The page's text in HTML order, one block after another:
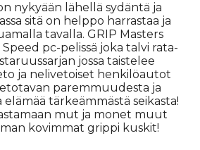
nykyään lähellä sydäntä ja
sitä on helppo harrastaa ja
tavalla. GRIP Masters
Speed pc-pelissä joka talvi rata-
jossa taistelee
ja nelivetoiset henkilöautot
paremmuudesta ja
tärkeämmästä seikasta!
mut ja monet muut
kovimmat grippi kuskit!